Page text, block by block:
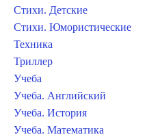
Стихи. Детские
Стихи. Юмористические
Техника
Триллер
Учеба
Учеба. Английский
Учеба. История
Учеба. Математика